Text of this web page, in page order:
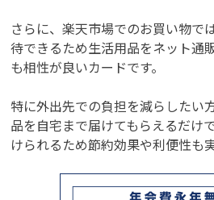
さらに、楽天市場でのお買い物で
待できるため生活用品をネット通
も相性が良いカードです。
特に外出先での負担を減らしたい
品を自宅まで届けてもらえるだけ
けられるため節約効果や利便性も